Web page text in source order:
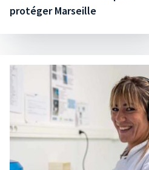
protéger Marseille